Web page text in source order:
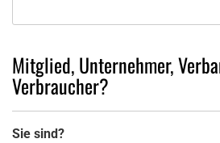
Mitglied, Unternehmer,
Verbraucher?
Sie sind?